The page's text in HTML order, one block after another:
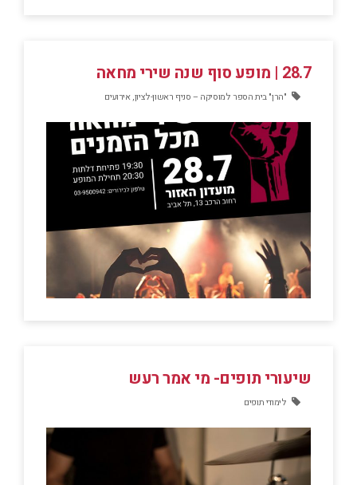
28.7 | מופע סוף שנה שירי מחאה
"הרן" בית הספר למוסיקה – סניף ראשון-לציון,אירועים
שיעורי תופים- מי אמר רעש
לימודי תופים